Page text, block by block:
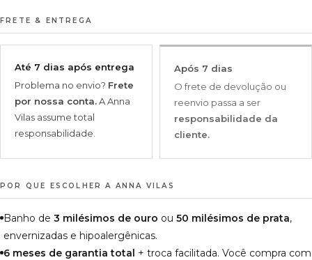
FRETE & ENTREGA
Até 7 dias após entrega
Problema no envio? Frete
por nossa conta.A Anna
Vilas assume total
responsabilidade.
Após 7 dias
O frete de devolução ou
reenvio passa a ser
responsabilidade da
cliente.
POR QUE ESCOLHER A ANNA VILAS
Banho de 3 milésimos de ouro ou 50 milésimos de prata,
envernizadas e hipoalergênicas.
6 meses de garantia total + troca facilitada. Você compra com